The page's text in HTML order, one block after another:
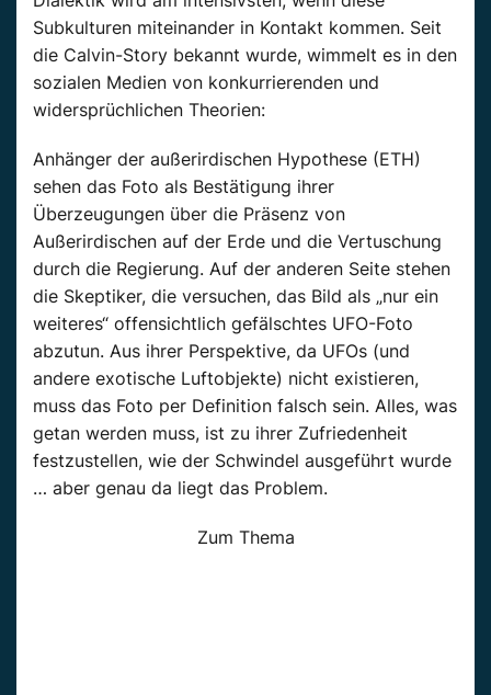
Subkulturen miteinander in Kontakt kommen. Seit
die Calvin-Story bekannt wurde, wimmelt es in den
sozialen Medien von konkurrierenden und
widersprüchlichen Theorien:
Anhänger der außerirdischen Hypothese (ETH)
sehen das Foto als Bestätigung ihrer
Überzeugungen über die Präsenz von
Außerirdischen auf der Erde und die Vertuschung
durch die Regierung. Auf der anderen Seite stehen
die Skeptiker, die versuchen, das Bild als „nur ein
weiteres“ offensichtlich gefälschtes UFO-Foto
abzutun. Aus ihrer Perspektive, da UFOs (und
andere exotische Luftobjekte) nicht existieren,
muss das Foto per Definition falsch sein. Alles, was
getan werden muss, ist zu ihrer Zufriedenheit
festzustellen, wie der Schwindel ausgeführt wurde
… aber genau da liegt das Problem.
Zum Thema